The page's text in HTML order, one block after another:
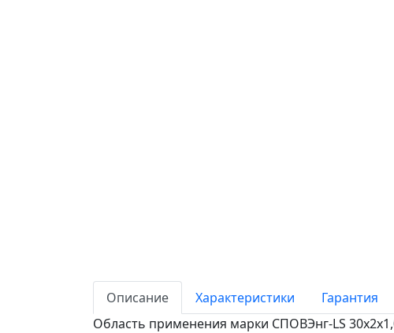
Описание Характеристики Гарантия
Область применения марки СПОВЭнг-LS